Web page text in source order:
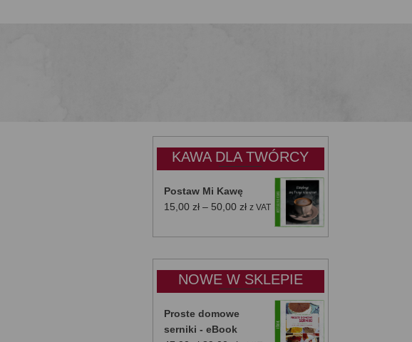
KAWA DLA TWÓRCY
Postaw Mi Kawę
15,00 zł – 50,00 złZakres
od
do
50,00 zł
z VAT
NOWE W SKLEPIE
Proste domowe
serniki - eBook